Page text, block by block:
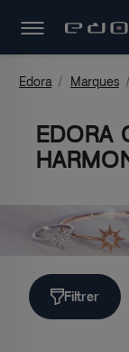
Edora Marques
EDORA
Filtrer